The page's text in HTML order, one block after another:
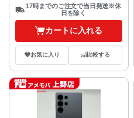
17時までのご注文で当日発送※休
日を除く
カートに入れる
お気に入り 比較する